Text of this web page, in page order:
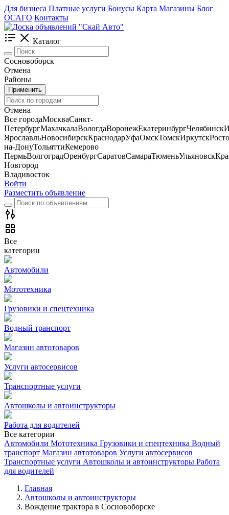
Для бизнеса Платные услуги Бонусы Карта Магазины Блог
ОСАГО Контакты
Каталог
Сосновоборск
Отмена
Районы
Применить
Отмена
Все городаМоскваСанкт-
ПетербургМахачкалаВологдаВоронежЕкатеринбургЧелябинск
ЯрославльНовосибирскКраснодарУфаОмскТомскИркутск
на-ДонуТольяттиКемерово
ПермьВолгоградОренбургСаратовСамараТюменьУльяновск
Новгород
Владивосток
Войти
Разместить объявление
Все
категории
Автомобили
Мототехника
Грузовики и спецтехника
Водный транспорт
Магазин автотоваров
Услуги автосервисов
Транспортные услуги
Автошколы и автоинструкторы
Работа для водителей
Все категории
Автомобили Мототехника Грузовики и спецтехника Водный
транспорт Магазин автотоваров Услуги автосервисов
Транспортные услуги Автошколы и автоинструкторы Работа
для водителей
Главная
Автошколы и автоинструкторы
Вождение трактора в Сосновоборске